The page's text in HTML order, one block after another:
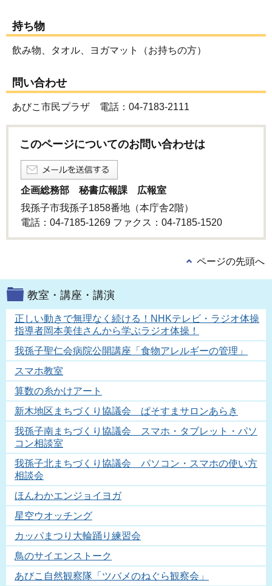
持ち物
飲み物、タオル、ヨガマット（お持ちの方）
問い合わせ
あびこ市民プラザ 電話：04-7183-2111
このページについてのお問い合わせは
企画総務部 秘書広報課 広報室
我孫子市我孫子1858番地（本庁舎2階）
電話：04-7185-1269 ファクス：04-7185-1520
ページの先頭へ
教室・講座・講演
正しい動きで無理なく続ける！NHKテレビ・ラジオ体操
指導者岡本美佳さんから学ぶラジオ体操！
我孫子聖仁会病院公開講座「食物アレルギーの管理」
スマホ教室
算数の糸かけアート
新木地区まちづくり協議会 ぱそすまサロンあらき
我孫子南まちづくり協議会 スマホ・タブレット・パソ
コン相談室
我孫子北まちづくり協議会 パソコン・スマホの使い方
相談会
ほんわかエンジョイヨガ
星空ウオッチング
カッパまつり大輪踊り練習会
鳥のサイエンストーク
あびこ自然観察隊「ツバメのねぐら観察会」